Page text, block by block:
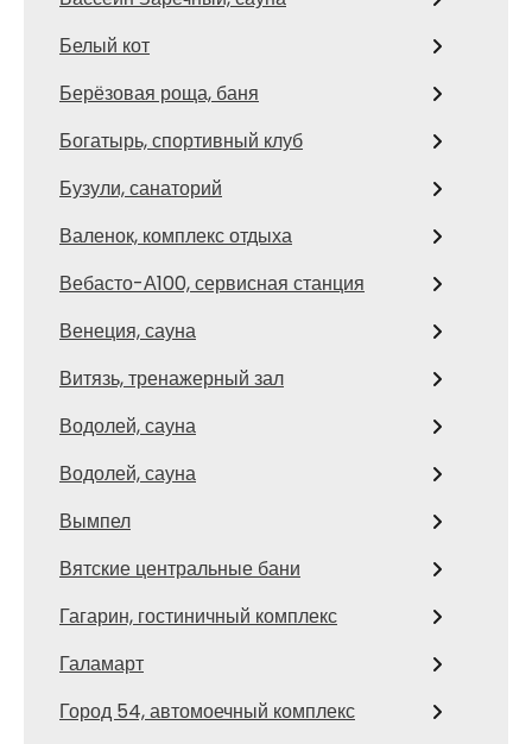
Белый кот
Берёзовая роща, баня
Богатырь, спортивный клуб
Бузули, санаторий
Валенок, комплекс отдыха
Вебасто-А100, сервисная станция
Венеция, сауна
Витязь, тренажерный зал
Водолей, сауна
Водолей, сауна
Вымпел
Вятские центральные бани
Гагарин, гостиничный комплекс
Галамарт
Город 54, автомоечный комплекс